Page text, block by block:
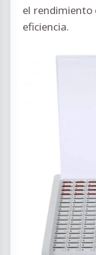
el rendimiento
eficiencia.